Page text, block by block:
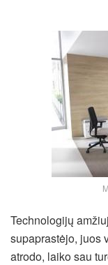
Technologijų
supaprastėjo, juos
atrodo, laiko sau